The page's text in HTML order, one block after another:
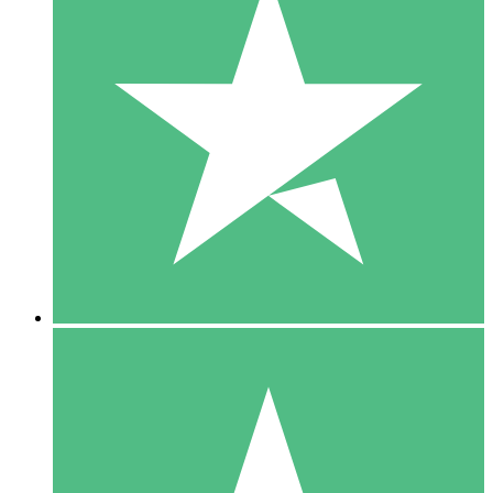
Packs de Crédits Individuels
Payez à l'utilisation avec des crédits de téléchargement. Sans
1 Téléchargement
10 00
10 Téléchargements
20 00